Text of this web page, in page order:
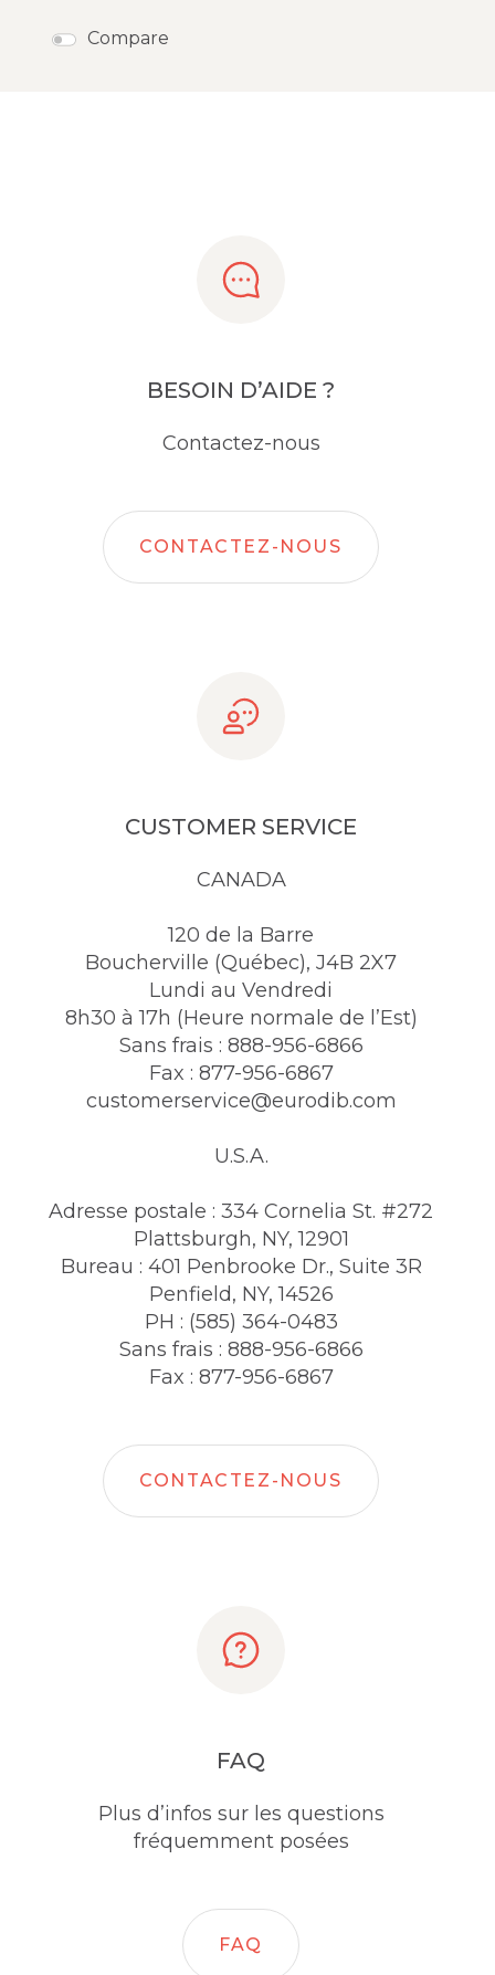
Compare
BESOIN D’AIDE ?
Contactez-nous
CONTACTEZ-NOUS
CUSTOMER SERVICE
CANADA
120 de la Barre
Boucherville (Québec), J4B 2X7
Lundi au Vendredi
8h30 à 17h (Heure normale de l’Est)
Sans frais : 888-956-6866
Fax : 877-956-6867
customerservice@eurodib.com
U.S.A.
Adresse postale : 334 Cornelia St. #272
Plattsburgh, NY, 12901
Bureau : 401 Penbrooke Dr., Suite 3R
Penfield, NY, 14526
PH : (585) 364-0483
Sans frais : 888-956-6866
Fax : 877-956-6867
CONTACTEZ-NOUS
FAQ
Plus d’infos sur les questions
fréquemment posées
FAQ